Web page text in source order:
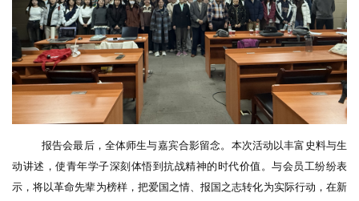
报告会最后，全体师生与嘉宾合影留念。本次活动以丰富史料与生
动讲述，使青年学子深刻体悟到抗战精神的时代价值。与会员工纷纷表
示，将以革命先辈为榜样，把爱国之情、报国之志转化为实际行动，在新